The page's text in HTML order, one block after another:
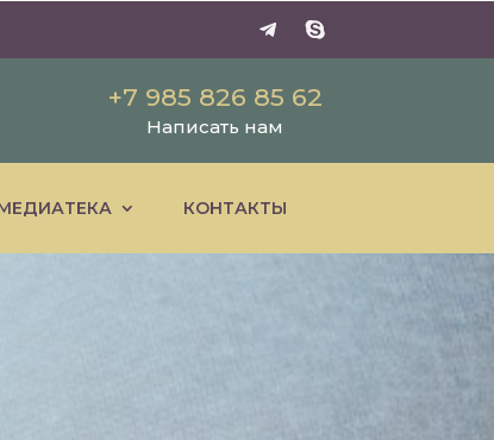
+7 985 826 85 62
Написать нам
КОНТАКТЫ